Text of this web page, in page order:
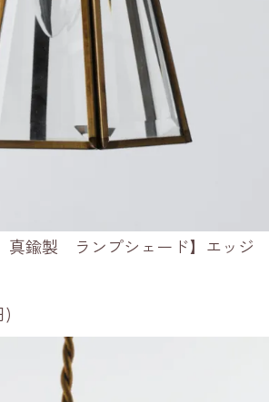
真鍮製 ランプシェード】エッジ
)